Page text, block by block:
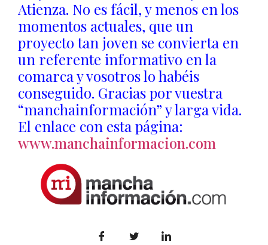
Atienza. No es fácil, y menos en los
momentos actuales, que un
proyecto tan joven se convierta en
un referente informativo en la
comarca y vosotros lo habéis
conseguido. Gracias por vuestra
“manchainformación” y larga vida.
El enlace con esta página:
www.manchainformacion.com